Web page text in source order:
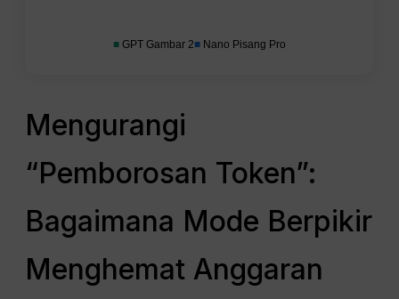
■ GPT Gambar 2■ Nano Pisang Pro
Mengurangi
“Pemborosan Token”:
Bagaimana Mode Berpikir
Menghemat Anggaran